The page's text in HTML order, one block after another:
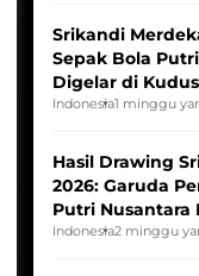
Srikandi
Sepak Bola
Digelar di Kudus
Indonesia1 minggu
Hasil Drawing
2026: Garuda
Putri Nusantara
Indonesia2 minggu